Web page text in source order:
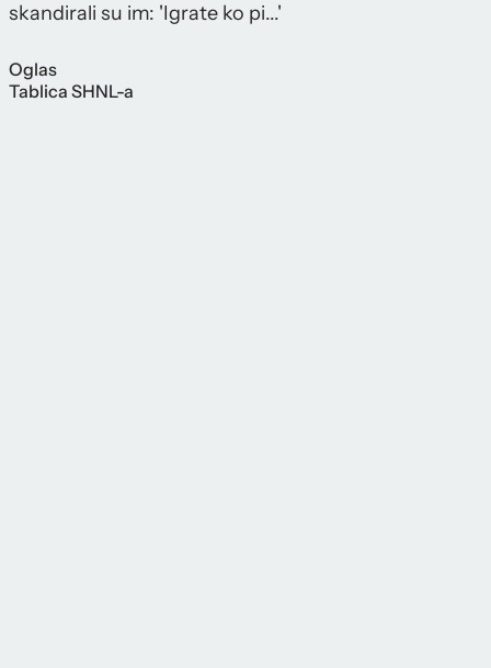
skandirali su im: 'Igrate ko pi...'
Oglas
Tablica SHNL-a